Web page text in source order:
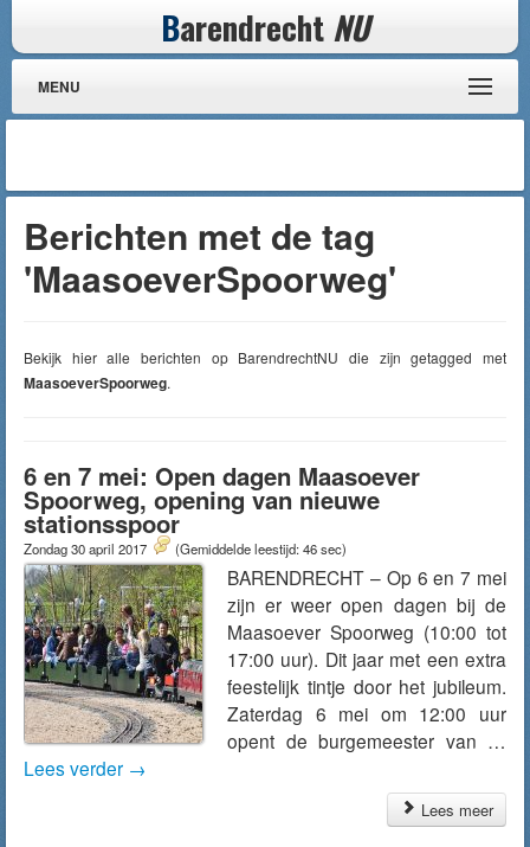
Barendrecht NU
MENU
Berichten met de tag
'MaasoeverSpoorweg'
Bekijk hier alle berichten op BarendrechtNU die zijn getagged met
MaasoeverSpoorweg.
6 en 7 mei: Open dagen Maasoever
Spoorweg, opening van nieuwe
stationsspoor
Zondag 30 april 2017 (Gemiddelde leestijd: 46 sec)
BARENDRECHT – Op 6 en 7 mei
zijn er weer open dagen bij de
Maasoever Spoorweg (10:00 tot
17:00 uur). Dit jaar met een extra
feestelijk tintje door het jubileum.
Zaterdag 6 mei om 12:00 uur
opent de burgemeester van …
Lees verder →
Lees meer